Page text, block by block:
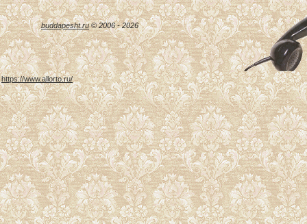
buddapesht.ru© 2006 - 2026
https://www.allorto.ru/